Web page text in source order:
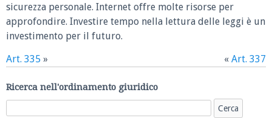
sicurezza personale. Internet offre molte risorse per
approfondire. Investire tempo nella lettura delle leggi è un
investimento per il futuro.
Art. 335 » « Art. 337
Ricerca nell'ordinamento giuridico